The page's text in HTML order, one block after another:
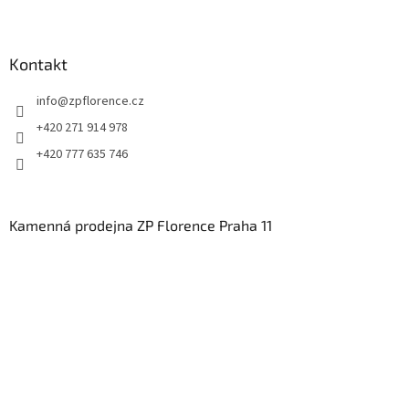
Kontakt
info@zpflorence.cz
+420 271 914 978
+420 777 635 746
Kamenná prodejna ZP Florence Praha 11